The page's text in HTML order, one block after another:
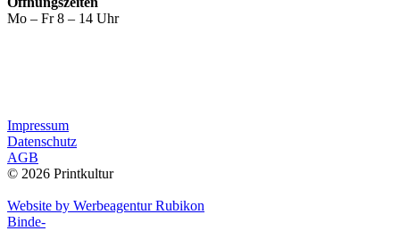
Mo – Fr 8 – 14 Uhr
Impressum
Datenschutz
AGB
© 2026 Printkultur
Website by Werbeagentur Rubikon
Binde-